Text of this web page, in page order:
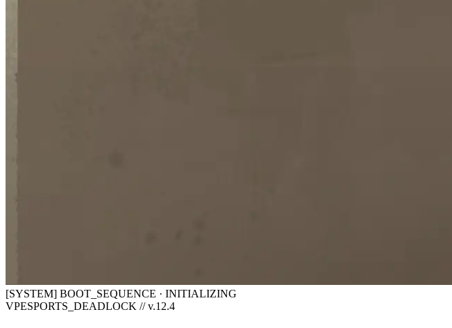
[SYSTEM] BOOT_SEQUENCE · INITIALIZING
VPESPORTS_DEADLOCK // v.12.4